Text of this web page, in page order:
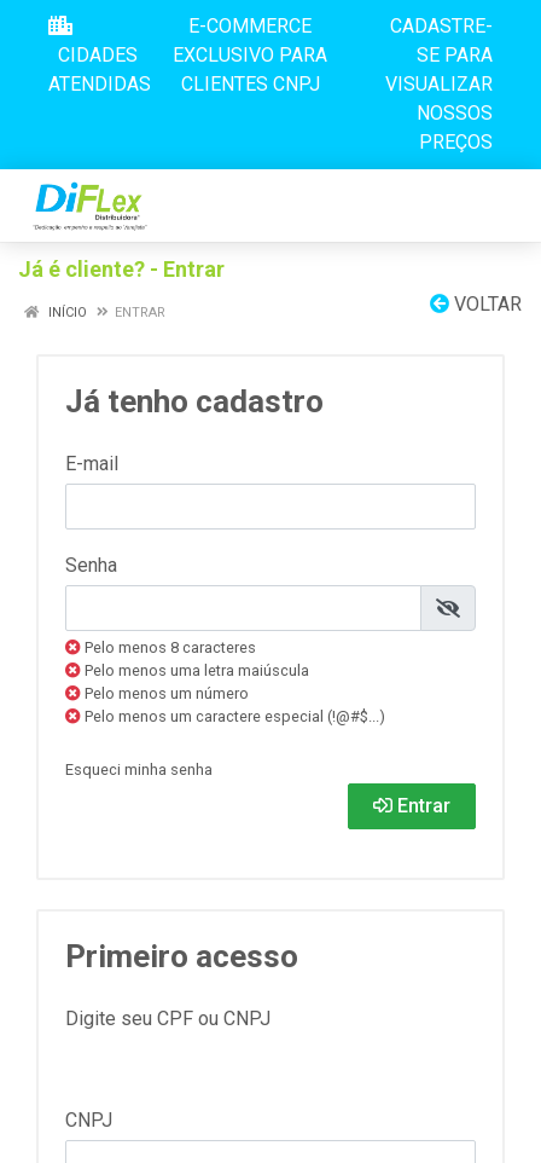
CIDADES
ATENDIDAS
E-COMMERCE
EXCLUSIVO PARA
CLIENTES CNPJ
CADASTRE-
SE PARA
VISUALIZAR
NOSSOS
PREÇOS
Já é cliente? - Entrar
VOLTAR
INÍCIO ENTRAR
Já tenho cadastro
E-mail
Senha
Pelo menos 8 caracteres
Pelo menos uma letra maiúscula
Pelo menos um número
Pelo menos um caractere especial (!@#$...)
Esqueci minha senha
Entrar
Primeiro acesso
Digite seu CPF ou CNPJ
CNPJ